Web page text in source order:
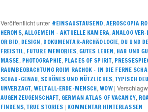
Veröffentlicht unter #EINSAUSTAUSEND, AEROSCOPIA
HERONS, ALLGEMEIN – AKTUELLE KAMERA, ANALOG
OR BID, DESIGN, DOKUMENTAR-ARCHÄOLOGIE, DU UND
FREISTIL, FUTURE MEMORIES, GUTES LEBEN, HAB UND
MASSE, PHOTOGRAPHIE, PLACES OF SPIRIT,
RAUMBEOBACHTUNG ROIM RACHOK – IN DIE FERNE
SCHAU-GENAU, SCHÖNES UND NÜTZLICHES, TYPISCH
UNVERZAGT,WELTALL-ERDE-MENSCH,WOW |
AUGENZEUGENSCHAFT, GERMAN ATLAS OF VACANCY,
FINDENS, TRUE STORIES | KOMMENTAR HINTERLASSEN